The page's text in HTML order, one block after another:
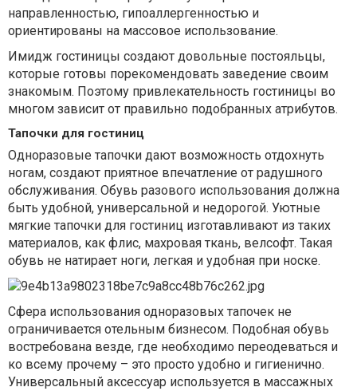
направленностью, гипоаллергенностью и
ориентированы на массовое использование.
Имидж гостиницы создают довольные постояльцы,
которые готовы порекомендовать заведение своим
знакомым. Поэтому привлекательность гостиницы во
многом зависит от правильно подобранных атрибутов.
Тапочки для гостиниц
Одноразовые тапочки дают возможность отдохнуть
ногам, создают приятное впечатление от радушного
обслуживания. Обувь разового использования должна
быть удобной, универсальной и недорогой. Уютные
мягкие тапочки для гостиниц изготавливают из таких
материалов, как флис, махровая ткань, велсофт. Такая
обувь не натирает ноги, легкая и удобная при носке.
Сфера использования одноразовых тапочек не
ограничивается отельным бизнесом. Подобная обувь
востребована везде, где необходимо переодеваться и
ко всему прочему – это просто удобно и гигиенично.
Универсальный аксессуар используется в массажных